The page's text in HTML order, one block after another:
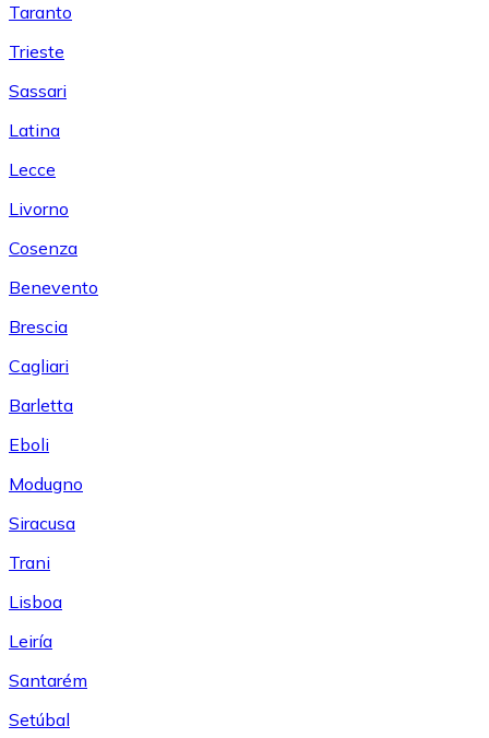
Taranto
Trieste
Sassari
Latina
Lecce
Livorno
Cosenza
Benevento
Brescia
Cagliari
Barletta
Eboli
Modugno
Siracusa
Trani
Lisboa
Leiría
Santarém
Setúbal